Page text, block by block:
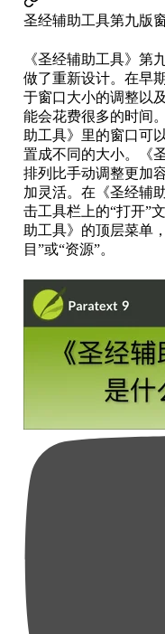
圣经辅助工具第九版
《圣经辅助工具》第
做了重新设计。在早
于窗口大小的调整以
能会花费很多的时间
助工具》里的窗口可
置成不同的大小。《
排列比手动调整更加
加灵活。在《圣经辅
击工具栏上的“打开”
助工具》的顶层菜单
目”或“资源”。